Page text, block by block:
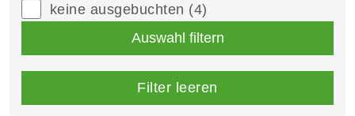
keine ausgebuchten (4)
Auswahl filtern
Filter leeren